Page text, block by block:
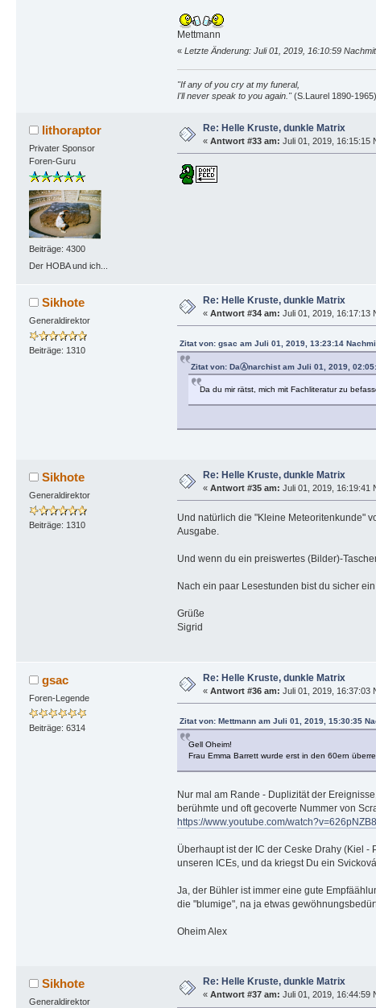
Mettmann
« Letzte Änderung: Juli 01, 2019, 16:10:59
"If any of you cry at my funeral,
I'll never speak to you again."(S.Laurel 1890-1965)
lithoraptor
Privater Sponsor
Foren-Guru
Beiträge: 4300
Der HOBA und ich...
Re: Helle Kruste, dunkle Matrix
« Antwort #33 am: Juli 01, 2019, 16:15:15
Sikhote
Generaldirektor
Beiträge: 1310
Re: Helle Kruste, dunkle Matrix
« Antwort #34 am: Juli 01, 2019, 16:17:13
Zitat von: gsac am Juli 01, 2019, 13:23:14
Zitat von: DaⒶnarchist am Juli 01, 2019,
Da du mir rätst, mich mit Fachliteratur zu
Sikhote
Generaldirektor
Beiträge: 1310
Re: Helle Kruste, dunkle Matrix
« Antwort #35 am: Juli 01, 2019, 16:19:41
Und natürlich die "Kleine Meteoritenkunde"
Ausgabe.
Und wenn du ein preiswertes (Bilder)-
Nach ein paar Lesestunden bist du sicher
Grüße
Sigrid
gsac
Foren-Legende
Beiträge: 6314
Re: Helle Kruste, dunkle Matrix
« Antwort #36 am: Juli 01, 2019, 16:37:03
Zitat von: Mettmann am Juli 01, 2019, 15:30:35
Gell Oheim!
Frau Emma Barrett wurde erst in den 60ern
Nur mal am Rande - Duplizität der
berühmte und oft gecoverte Nummer von
https://www.youtube.com/
Überhaupt ist der IC der Ceske Drahy (Kiel
unseren ICEs, und da kriegst Du ein
Ja, der Bühler ist immer eine gute
die "blumige", na ja etwas
Oheim Alex
Sikhote
Generaldirektor
Re: Helle Kruste, dunkle Matrix
« Antwort #37 am: Juli 01, 2019, 16:44:59